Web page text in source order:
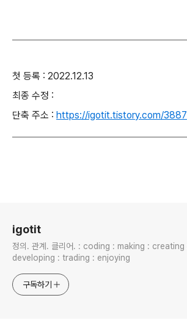
첫 등록 : 2022.12.13
최종 수정 :
단축 주소 : https://igotit.tistory.com/3887
igotit
정의. 관계. 클리어. : coding : making : creating :
developing : trading : enjoying
구독하기